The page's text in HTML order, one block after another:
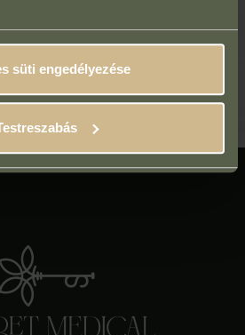
süti engedélyezése
konzultációra